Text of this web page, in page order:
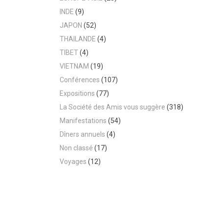
INDE (9)
JAPON (52)
THAILANDE (4)
TIBET(4)
VIETNAM (19)
Conférences (107)
Expositions (77)
La Société des Amis vous suggère (318)
Manifestations (54)
Dîners annuels (4)
Non classé (17)
Voyages (12)